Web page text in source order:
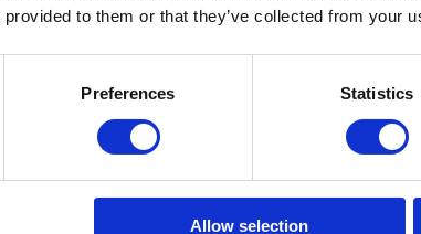
provided to them or that they’ve collected from your
Preferences Statistics
Allow selection
Vloerreiniger
6-pack James
Schoon & Snel